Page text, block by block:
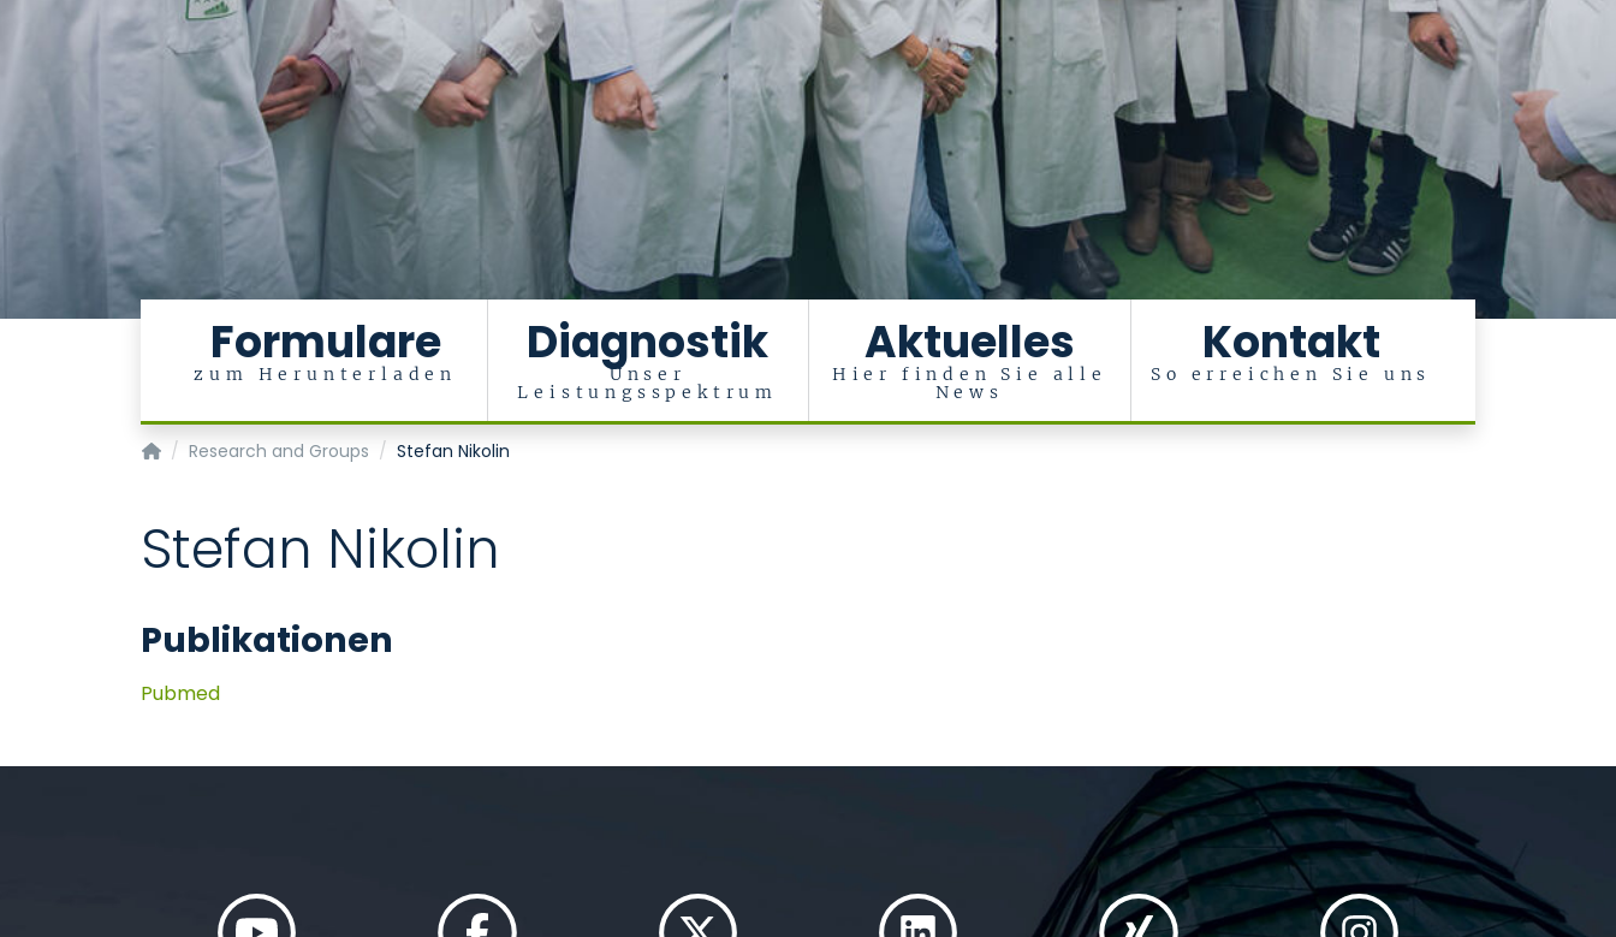
Formulare
zum Herunterladen
Diagnostik
Unser
Leistungsspektrum
Aktuelles
Hier finden Sie alle
News
Kontakt
So erreichen Sie uns
Institut für Neuropathologie
Research and Groups Stefan Nikolin
Stefan Nikolin
Publikationen
Pubmed